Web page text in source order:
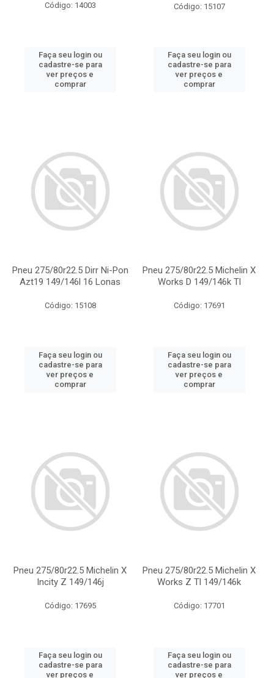
Código: 14003
Faça seu login ou
cadastre-se para
ver preços e
comprar
Código: 15107
Faça seu login ou
cadastre-se para
ver preços e
comprar
Pneu 275/80r22.5 Dirr Ni-Pon
Azt19 149/146l 16 Lonas
Código: 15108
Faça seu login ou
cadastre-se para
ver preços e
comprar
Pneu 275/80r22.5 Michelin X
Works D 149/146k Tl
Código: 17691
Faça seu login ou
cadastre-se para
ver preços e
comprar
Pneu 275/80r22.5 Michelin X
Incity Z 149/146j
Código: 17695
Faça seu login ou
cadastre-se para
ver preços e
Pneu 275/80r22.5 Michelin X
Works Z Tl 149/146k
Código: 17701
Faça seu login ou
cadastre-se para
ver preços e